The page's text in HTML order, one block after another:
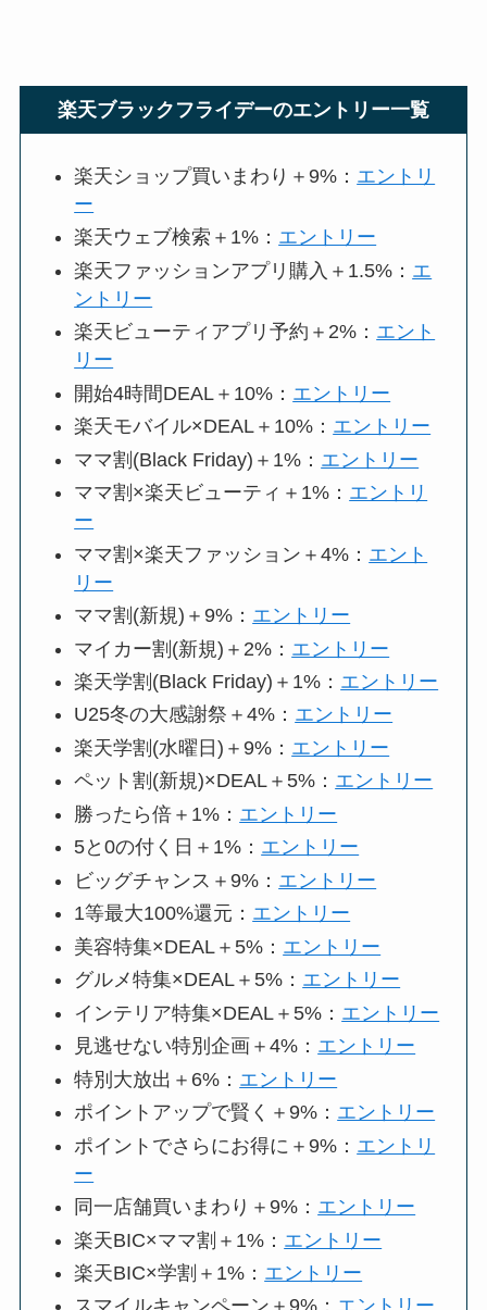
楽天ブラックフライデーのエントリー一覧
楽天ショップ買いまわり＋9%： エントリ
ー
楽天ウェブ検索＋1%： エントリー
楽天ファッションアプリ購入＋1.5%： エ
ントリー
楽天ビューティアプリ予約＋2%： エント
リー
開始4時間DEAL＋10%： エントリー
楽天モバイル×DEAL＋10%： エントリー
ママ割(Black Friday)＋1%： エントリー
ママ割×楽天ビューティ＋1%： エントリ
ー
ママ割×楽天ファッション＋4%： エント
リー
ママ割(新規)＋9%： エントリー
マイカー割(新規)＋2%： エントリー
楽天学割(Black Friday)＋1%： エントリー
U25冬の大感謝祭＋4%： エントリー
楽天学割(水曜日)＋9%： エントリー
ペット割(新規)×DEAL＋5%： エントリー
勝ったら倍＋1%： エントリー
5と0の付く日＋1%： エントリー
ビッグチャンス＋9%： エントリー
1等最大100%還元： エントリー
美容特集×DEAL＋5%： エントリー
グルメ特集×DEAL＋5%： エントリー
インテリア特集×DEAL＋5%： エントリー
見逃せない特別企画＋4%： エントリー
特別大放出＋6%： エントリー
ポイントアップで賢く＋9%： エントリー
ポイントでさらにお得に＋9%： エントリ
ー
同一店舗買いまわり＋9%： エントリー
楽天BIC×ママ割＋1%： エントリー
楽天BIC×学割＋1%： エントリー